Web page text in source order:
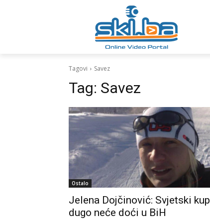
Tagovi Savez
Tag: Savez
Ostalo
Jelena Dojčinović: Svjetski
dugo neće doći u BiH